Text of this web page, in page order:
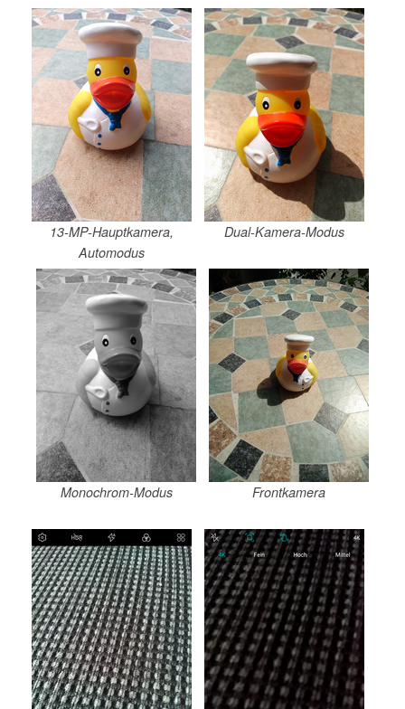
13-MP-Hauptkamera,
Automodus
Dual-Kamera-Modus
Monochrom-Modus Frontkamera